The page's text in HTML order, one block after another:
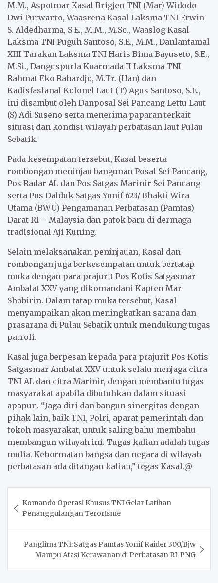
M.M., Aspotmar Kasal Brigjen TNI (Mar) Widodo
Dwi Purwanto, Waasrena Kasal Laksma TNI Erwin
S. Aldedharma, S.E., M.M., M.Sc., Waaslog Kasal
Laksma TNI Puguh Santoso, S.E., M.M., Danlantamal
XIII Tarakan Laksma TNI Haris Bima Bayuseto, S.E.,
M.Si., Danguspurla Koarmada II Laksma TNI
Rahmat Eko Rahardjo, M.Tr. (Han) dan
Kadisfaslanal Kolonel Laut (T) Agus Santoso, S.E.,
ini disambut oleh Danposal Sei Pancang Lettu Laut
(S) Adi Suseno serta menerima paparan terkait
situasi dan kondisi wilayah perbatasan laut Pulau
Sebatik.
Pada kesempatan tersebut, Kasal beserta
rombongan meninjau bangunan Posal Sei Pancang,
Pos Radar AL dan Pos Satgas Marinir Sei Pancang
serta Pos Dalduk Satgas Yonif 623/ Bhakti Wira
Utama (BWU) Pengamanan Perbatasan (Pamtas)
Darat RI – Malaysia dan patok baru di dermaga
tradisional Aji Kuning.
Selain melaksanakan peninjauan, Kasal dan
rombongan juga berkesempatan untuk bertatap
muka dengan para prajurit Pos Kotis Satgasmar
Ambalat XXV yang dikomandani Kapten Mar
Shobirin. Dalam tatap muka tersebut, Kasal
menyampaikan akan meningkatkan sarana dan
prasarana di Pulau Sebatik untuk mendukung tugas
patroli.
Kasal juga berpesan kepada para prajurit Pos Kotis
Satgasmar Ambalat XXV untuk selalu menjaga citra
TNI AL dan citra Marinir, dengan membantu tugas
masyarakat apabila dibutuhkan dalam situasi
apapun. “Jaga diri dan bangun sinergitas dengan
pihak lain, baik TNI, Polri, aparat pemerintah dan
tokoh masyarakat, untuk saling bahu-membahu
membangun wilayah ini. Tugas kalian adalah tugas
mulia. Kehormatan bangsa dan negara di wilayah
perbatasan ada ditangan kalian,” tegas Kasal.@
navigation
Komando Operasi Khusus TNI Gelar Latihan
Penanggulangan Terorisme
Panglima TNI: Satgas Pamtas Yonif Raider 300/Bjw
Mampu Atasi Kerawanan di Perbatasan RI-PNG